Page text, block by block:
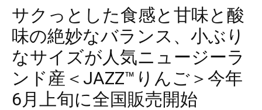
サクっとした食感と甘味と酸
味の絶妙なバランス、小ぶり
なサイズが人気ニュージーラ
ンド産＜JAZZ™りんご＞今年
6月上旬に全国販売開始